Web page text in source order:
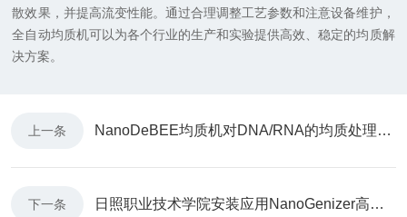
散效果，并提高流变性能。通过合理调整工艺参数和注意设备维护，
全自动均质机可以为各个行业的生产和实验提供高效、稳定的均质解
决方案。
上一条 NanoDeBEE均质机对DNA/RNA的均质处理有何特点？
下一条 日照职业技术学院安装应用NanoGenizer高压微射流均质机